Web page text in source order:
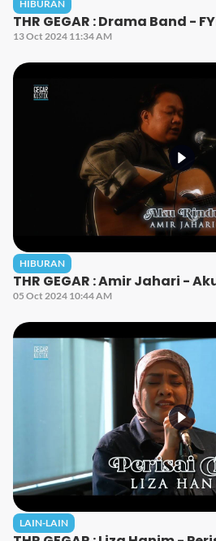
HIBURAN
THR GEGAR : Drama Band -
13 Oct 2024 11:34 AM
HIBURAN
THR GEGAR : Amir Jahari -
05 Oct 2024 10:44 AM
LAIN-LAIN